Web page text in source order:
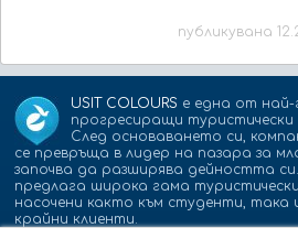
публикувана
USIT COLOURS е една от най-
прогресиращи туристически
След основаването си,
се превръща в лидер на пазара за
започва да разширява дейността си.
предлага широка гама
насочени както към студенти, така
крайни клиенти.